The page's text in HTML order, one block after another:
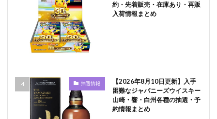
約・先着販売・在庫あり・再販
入荷情報まとめ
抽選情報
【2026年8月10日更新】入手
困難なジャパニーズウイスキー
山崎・響・白州各種の抽選・予
約情報まとめ